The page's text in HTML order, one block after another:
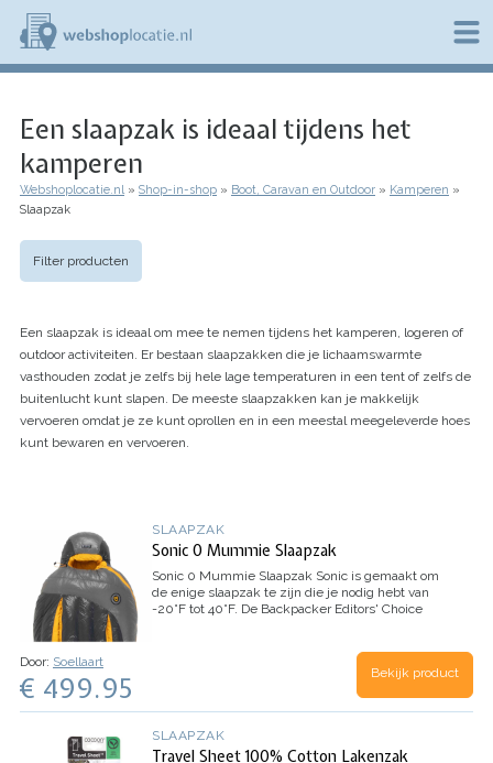
Overslaan
naar
de
b
s
h
p
o
a
e
.
n
l
Een slaapzak is ideaal tijdens het
kamperen
Kruimelpad
Webshoplocatie.nl Shop-in-shop Boot, Caravan en Outdoor
Kamperen
Slaapzak
Filter producten
Een slaapzak is ideaal om mee te nemen tijdens het kamperen, logeren of
outdoor activiteiten. Er bestaan slaapzakken die je lichaamswarmte
vasthouden zodat je zelfs bij hele lage temperaturen in een tent of zelfs de
buitenlucht kunt slapen. De meeste slaapzakken kan je makkelijk
vervoeren omdat je ze kunt oprollen en in een meestal meegeleverde hoes
kunt bewaren en vervoeren.
SLAAPZAK
Sonic 0 Mummie Slaapzak
Sonic 0 Mummie Slaapzak Sonic is gemaakt om
de enige slaapzak te zijn die je nodig hebt van
-20°F tot 40°F. De Backpacker Editors' Choice
Door: Soellaart
€ 499.95 Bekijk product
SLAAPZAK
Travel Sheet 100% Cotton Lakenzak